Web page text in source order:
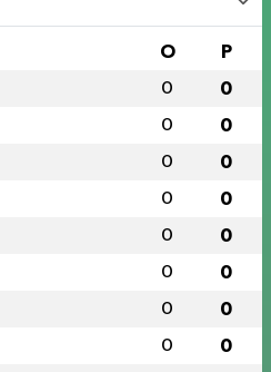
O P
0 0
0 0
0 0
0 0
0 0
0 0
0 0
0 0